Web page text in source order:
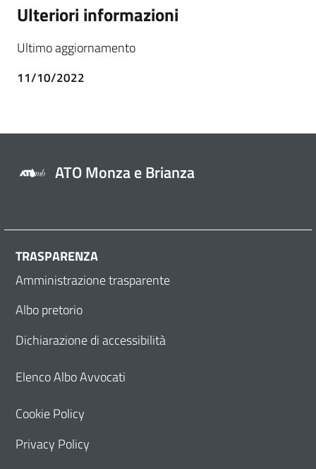
Ulteriori informazioni
Ultimo aggiornamento
11/10/2022
ATO Monza e Brianza
TRASPARENZA
Amministrazione trasparente
Albo pretorio
Dichiarazione di accessibilità
Elenco Albo Avvocati
Cookie Policy
Privacy Policy